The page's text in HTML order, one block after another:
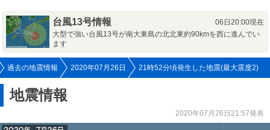
台風13号情報
06日20:00現在
大型で強い台風13号が南大東島の北北東約90kmを西に進んでい
ます
過去の地震情報 2020年07月26日 21時52分頃発生した地震(最大震度2)
地震情報
2020年07月26日21:57発表